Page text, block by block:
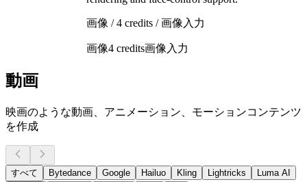
画像 / 4 credits / 画像入力
画像4 credits画像入力
動画
映画のような動画、アニメーション、モーションコンテンツ
を作成
すべて Bytedance Google Hailuo Kling Lightricks
Luma AI